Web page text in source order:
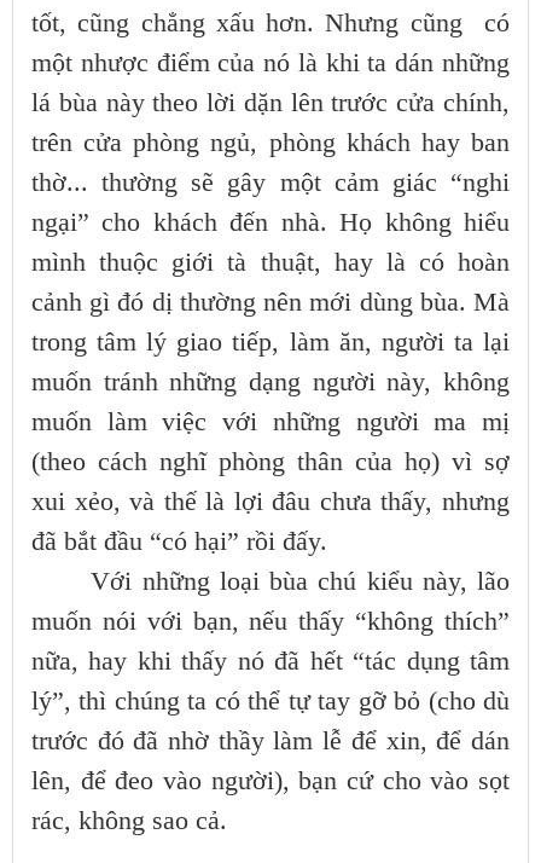
tốt, cũng chẳng xấu hơn. Nhưng cũng có
một nhược điểm của nó là khi ta dán những
lá bùa này theo lời dặn lên trước cửa chính,
trên cửa phòng ngủ, phòng khách hay ban
thờ... thường sẽ gây một cảm giác “nghi
ngại” cho khách đến nhà. Họ không hiểu
mình thuộc giới tà thuật, hay là có hoàn
cảnh gì đó dị thường nên mới dùng bùa. Mà
trong tâm lý giao tiếp, làm ăn, người ta lại
muốn tránh những dạng người này, không
muốn làm việc với những người ma mị
(theo cách nghĩ phòng thân của họ) vì sợ
xui xẻo, và thế là lợi đâu chưa thấy, nhưng
đã bắt đầu “có hại” rồi đấy.
Với những loại bùa chú kiểu này, lão
muốn nói với bạn, nếu thấy “không thích”
nữa, hay khi thấy nó đã hết “tác dụng tâm
lý”, thì chúng ta có thể tự tay gỡ bỏ (cho dù
trước đó đã nhờ thầy làm lễ để xin, để dán
lên, để đeo vào người), bạn cứ cho vào sọt
rác, không sao cả.